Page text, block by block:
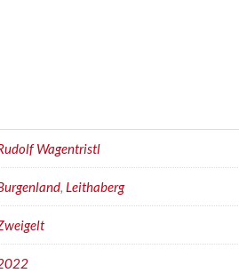
Wagentristl
, Leithaberg